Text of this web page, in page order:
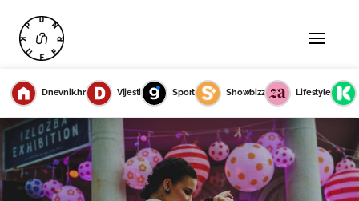
Dnevnik.hr Vijesti Sport Showbizz Lifestyle